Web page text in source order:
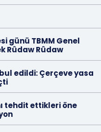
günü TBMM Genel
Rûdaw Rûdaw
edildi: Çerçeve yasa
tehdit ettikleri öne